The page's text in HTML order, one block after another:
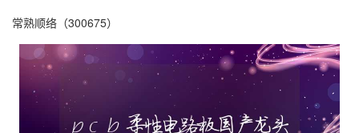
常熟顺络（300675）